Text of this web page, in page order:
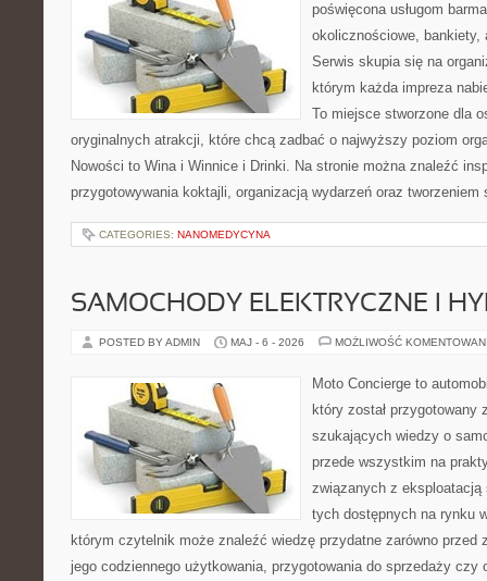
poświęcona usługom
okolicznościowe,
Serwis skupia się na
którym każda impreza
To miejsce stworzone dla
oryginalnych atrakcji, które chcą zadbać o najwyższy poziom
Nowości to Wina i Winnice i Drinki. Na stronie można znaleźć
przygotowywania koktajli, organizacją wydarzeń oraz
CATEGORIES: NANOMEDYCYNA
SAMOCHODY ELEKTRYCZNE I
POSTED BY ADMIN MAJ - 6 - 2026 MOŻLIWOŚĆ
Moto Concierge to
który został przygotowany
szukających wiedzy o
przede wszystkim na
związanych z eksploatacją
tych dostępnych na rynku
którym czytelnik może znaleźć wiedzę przydatne zarówno przed
jego codziennego użytkowania, przygotowania do sprzedaży czy